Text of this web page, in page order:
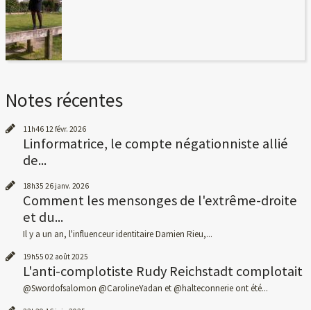
Notes récentes
11h46 12févr. 2026
Linformatrice, le compte négationniste allié
de...
18h35 26 janv. 2026
Comment les mensonges de l'extrême-droite
et du...
Il y a un an, l'influenceur identitaire Damien Rieu,...
19h55 02 août 2025
L'anti-complotiste Rudy Reichstadt complotait
@Swordofsalomon @CarolineYadan et @halteconnerie ont été...